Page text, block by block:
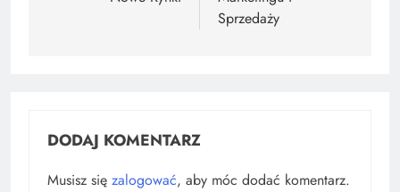
Sprzedaży
DODAJ KOMENTARZ
Musisz się zalogować, aby móc dodać komentarz.